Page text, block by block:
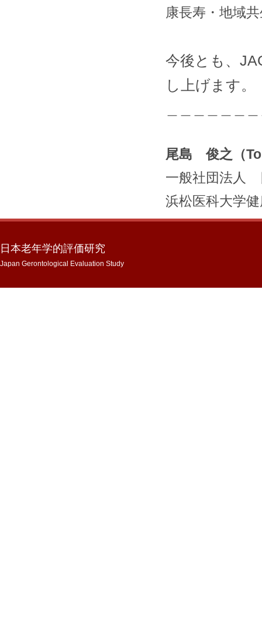
康長寿・地域
今後とも、
し上げます。
尾島 俊之（
一般社団法人
浜松医科大学
日本老年学的評価研究
Japan Gerontological Evaluation Study